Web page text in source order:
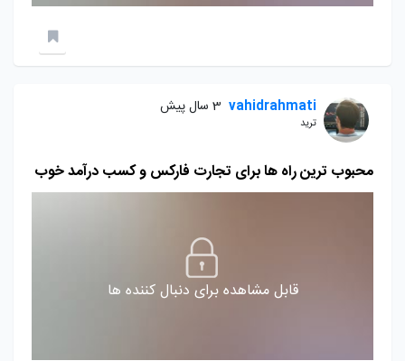
vahidrahmati 3 سال پیش
ترید
محبوب ترین راه ها برای تجارت فارکس و کسب درآمد خوب
قابل مشاهده برای دنبال کننده ها